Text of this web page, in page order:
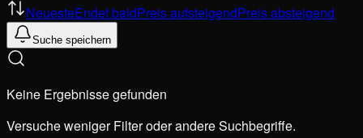
NeuesteEndet baldPreis aufsteigendPreis absteigend
Suche speichern
Keine Ergebnisse gefunden
Versuche weniger Filter oder andere Suchbegriffe.